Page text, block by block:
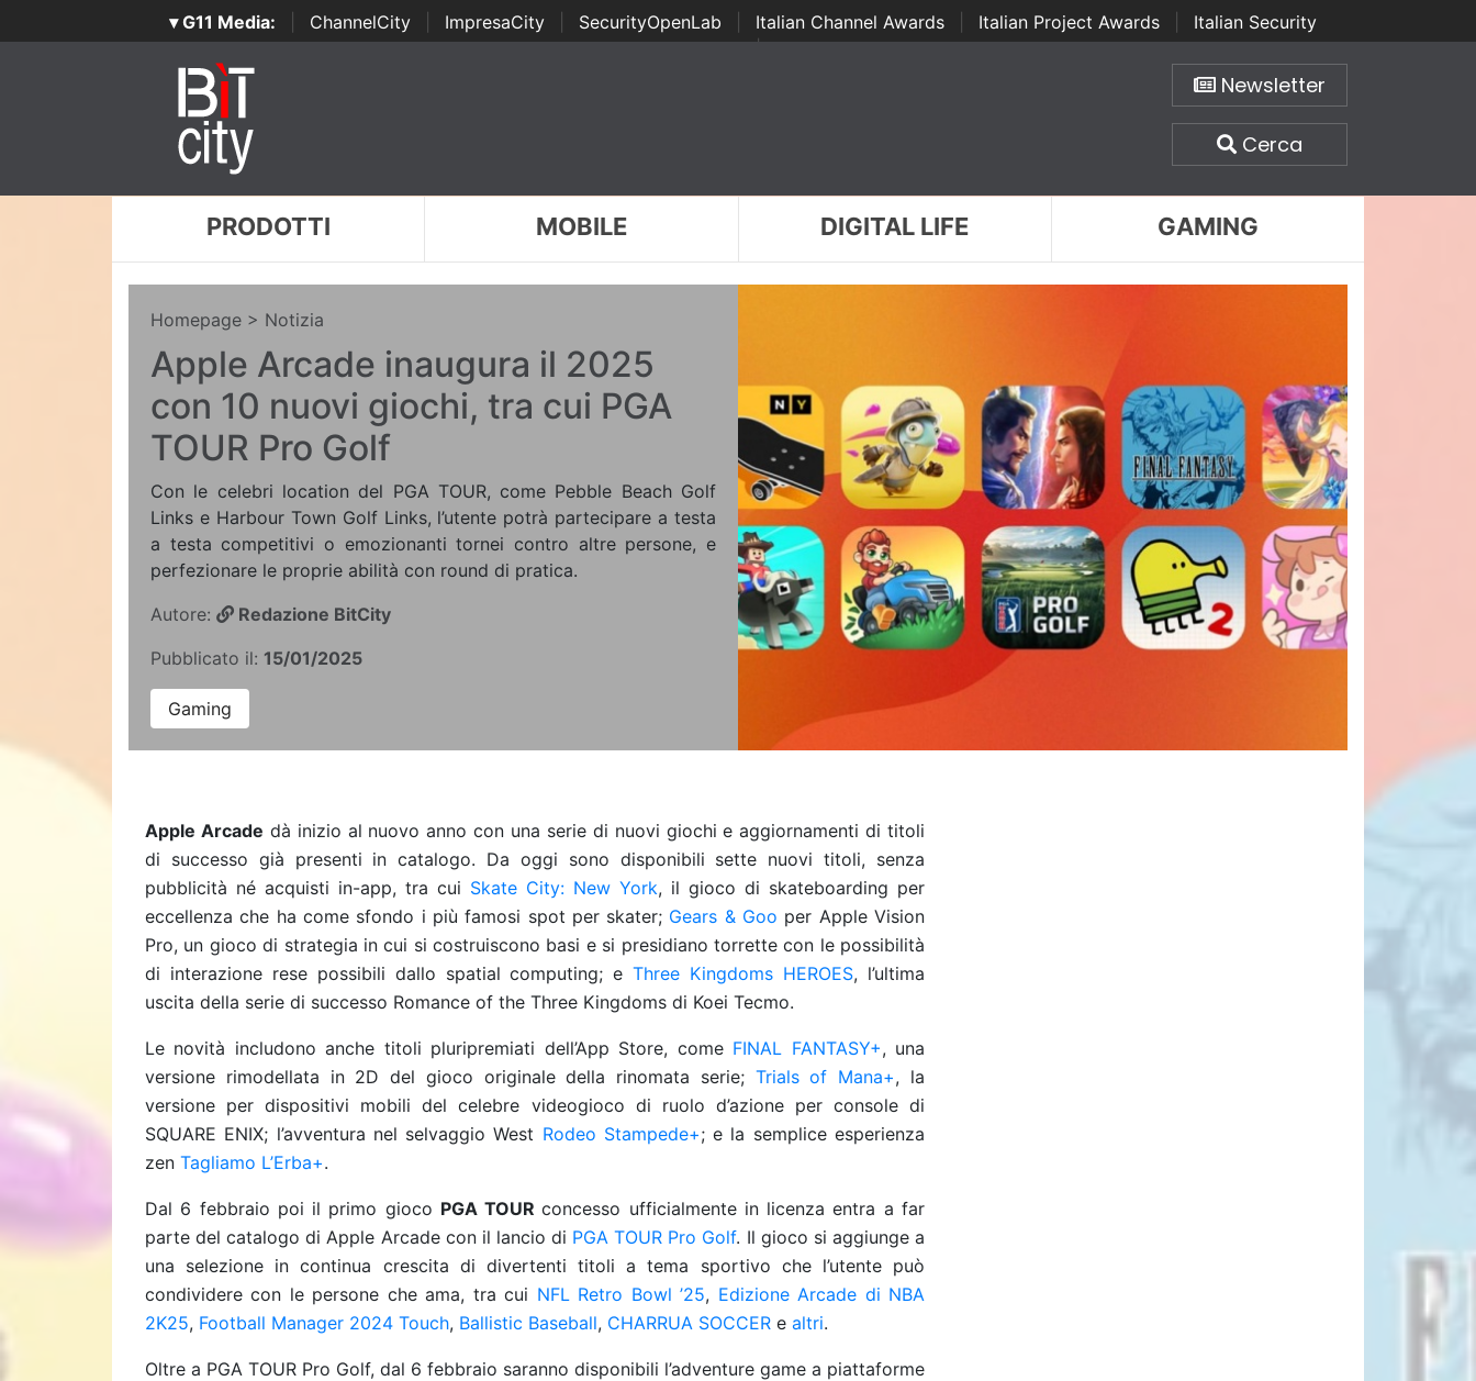
▾ G11 Media: ChannelCity ImpresaCity SecurityOpenLab Italian Channel Awards Italian Project Awards
Italian Security
Awards | ...
Newsletter
Cerca
PRODOTTI MOBILE DIGITAL LIFE GAMING
Homepage > Notizia
Apple Arcade inaugura il 2025
con 10 nuovi giochi, tra cui PGA
TOUR Pro Golf
Con le celebri location del PGA TOUR, come Pebble Beach Golf
Links e Harbour Town Golf Links, l’utente potrà partecipare a testa
a testa competitivi o emozionanti tornei contro altre persone, e
perfezionare le proprie abilità con round di pratica.
Autore:
Redazione BitCity
Pubblicato il: 15/01/2025
Gaming
Apple Arcade dà inizio al nuovo anno con una serie di nuovi giochi e aggiornamenti di titoli
di successo già presenti in catalogo. Da oggi sono disponibili sette nuovi titoli, senza
pubblicità né acquisti in-app, tra cui Skate City: New York, il gioco di skateboarding per
eccellenza che ha come sfondo i più famosi spot per skater; Gears & Goo per Apple Vision
Pro, un gioco di strategia in cui si costruiscono basi e si presidiano torrette con le possibilità
di interazione rese possibili dallo spatial computing; e Three Kingdoms HEROES, l’ultima
uscita della serie di successo Romance of the Three Kingdoms di Koei Tecmo.
Le novità includono anche titoli pluripremiati dell’App Store, come FINAL FANTASY+, una
versione rimodellata in 2D del gioco originale della rinomata serie; Trials of Mana+, la
versione per dispositivi mobili del celebre videogioco di ruolo d’azione per console di
SQUARE ENIX; l’avventura nel selvaggio West Rodeo Stampede+; e la semplice esperienza
zen Tagliamo L’Erba+.
Dal 6 febbraio poi il primo gioco PGA TOURconcesso ufficialmente in licenza entra a far
parte del catalogo di Apple Arcade con il lancio di PGA TOUR Pro Golf. Il gioco si aggiunge a
una selezione in continua crescita di divertenti titoli a tema sportivo che l’utente può
condividere con le persone che ama, tra cui NFL Retro Bowl ’25, Edizione Arcade di NBA
2K25, Football Manager 2024 Touch, Ballistic Baseball, CHARRUA SOCCER e altri.
Oltre a PGA TOUR Pro Golf, dal 6 febbraio saranno disponibili l’adventure game a piattaforme